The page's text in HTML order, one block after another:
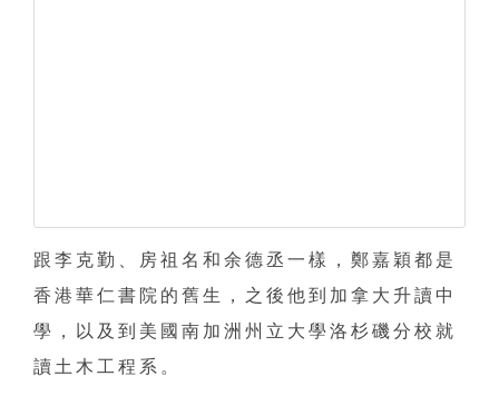
跟李克勤、房祖名和余德丞一樣，鄭嘉穎都是
香港華仁書院的舊生，之後他到加拿大升讀中
學，以及到美國南加洲州立大學洛杉磯分校就
讀土木工程系。